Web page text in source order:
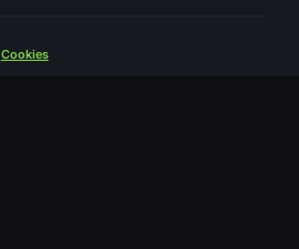
Cookies